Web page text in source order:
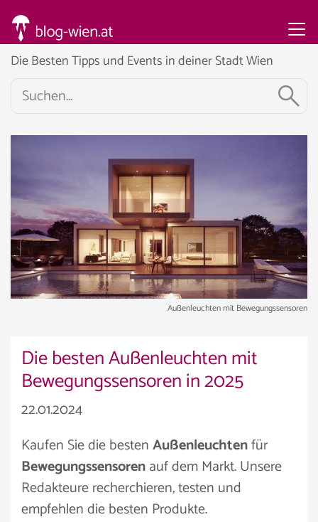
Die Besten Tipps und Events in deiner Stadt Wien
Außenleuchten mit Bewegungssensoren
Die besten Außenleuchten mit
Bewegungssensoren in 2025
22.01.2024
Kaufen Sie die bestenAußenleuchtenfür
Bewegungssensorenauf dem Markt. Unsere
Redakteure recherchieren, testen und
empfehlen die besten Produkte.